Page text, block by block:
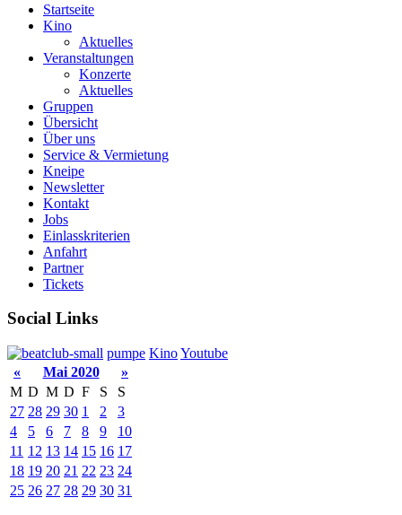
Startseite
Kino
Aktuelles
Veranstaltungen
Konzerte
Aktuelles
Gruppen
Übersicht
Über uns
Service & Vermietung
Kneipe
Newsletter
Kontakt
Jobs
Einlasskriterien
Anfahrt
Partner
Tickets
Social Links
pumpe KinoYoutube
«
Mai 2020
»
M D M D F S
S
27 28 29 30 1 2
3
4
5 6 7 8 9
10
11 12 13 14 15 16 17
18 19 20 21 22 23 24
25 26 27 28 29 30 31